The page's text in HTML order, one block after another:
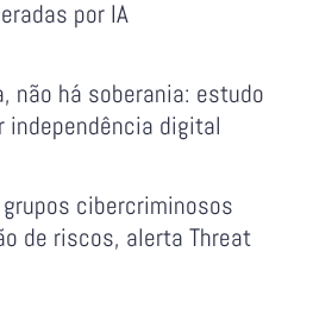
por IA
não há soberania: estudo
independência digital
cibercriminosos
de riscos, alerta Threat